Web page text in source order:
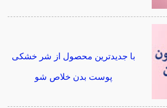
با جدیدترین محصول از شر خشکی
پوست بدن خلاص شو